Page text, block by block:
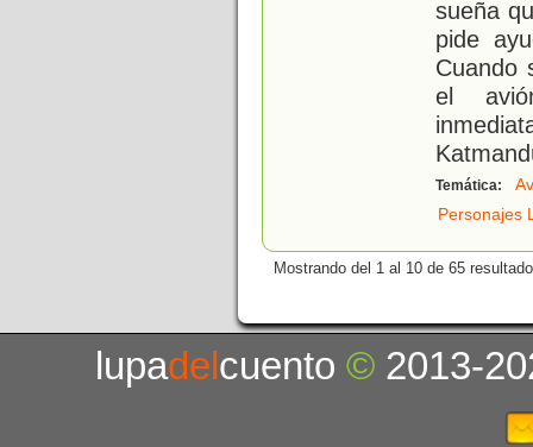
sueña
pide
Cuando
el
Temática:
Personajes
Mostrando del 1 al 10 de 65
lupadelcuento© 2013-